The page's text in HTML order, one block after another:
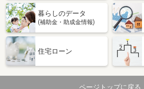
暮らしのデータ
(補助金・助成金情報)
住宅ローン
ページトップに戻る